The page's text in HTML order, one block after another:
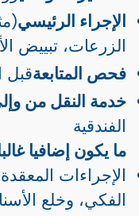
الإجراء الرئيسي
الزرعات، تبييض
فحص المتابعةقبل
خدمة النقل من
الفندقية
ما يكون إضافيا
الإجراءات
الفكي، وخلع